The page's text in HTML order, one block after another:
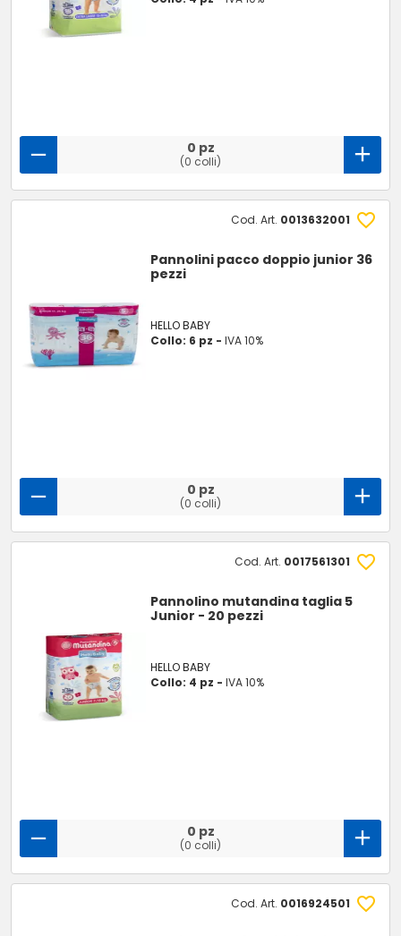
0 pz
(0 colli)
Cod. Art. 0013632001
Pannolini pacco doppio junior 36
pezzi
HELLO BABY
Collo: 6 pz -IVA 10%
0 pz
(0 colli)
Cod. Art. 0017561301
Pannolino mutandina taglia 5
Junior - 20 pezzi
HELLO BABY
Collo: 4 pz -IVA 10%
0 pz
(0 colli)
Cod. Art. 0016924501